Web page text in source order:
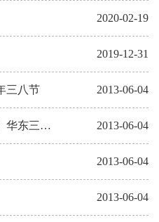
2020-02-19
2019-12-31
三八节 2013-06-04
2013年ky开元_开元（中国）华东三市旅游 2013-06-04
2013-06-04
2013-06-04